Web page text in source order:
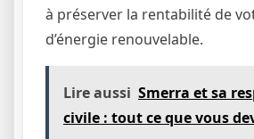
à préserver la rentabilité de
d’énergie renouvelable.
Lire aussi Smerra et sa
civile : tout ce que vous